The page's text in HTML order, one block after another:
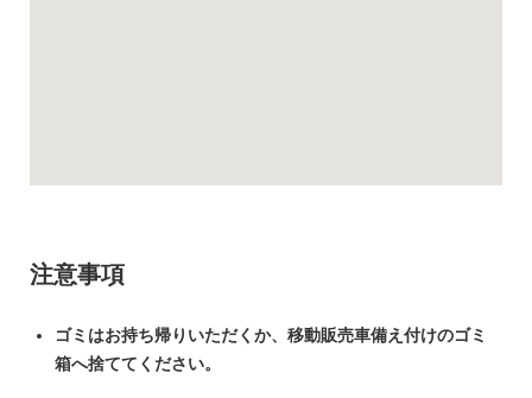
注意事項
ゴミはお持ち帰りいただくか、移動販売車備え付けのゴミ
箱へ捨ててください。